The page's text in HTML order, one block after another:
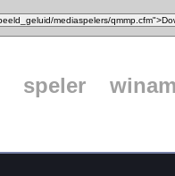
speler